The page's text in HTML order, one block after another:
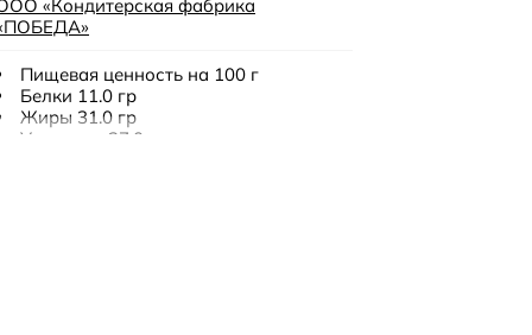
«Кондитерская фабрика
Пищевая ценность на 100 г
Белки 11.0 гр
Жиры 31.0 гр
Углеводы 37.0 гр